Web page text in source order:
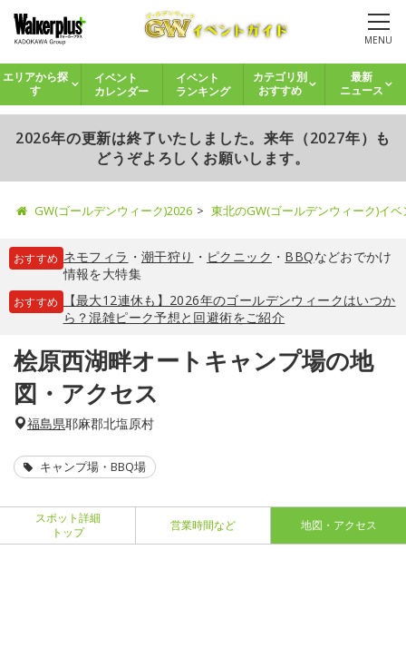
MENU
エリアから探
す
イベント
カレンダー
イベント
ランキング
カテゴリ別
おすすめ
最新
ニュース
2026年の更新は終了いたしました。来年（2027年）も
どうぞよろしくお願いします。
GW(ゴールデンウィーク)2026 東北のGW(ゴールデンウィーク)イ
おすすめ ネモフィラ ・ 潮干狩り ・ ピクニック ・ BBQなどおでかけ
情報を大特集
おすすめ
【最大12連休も】2026年のゴールデンウィークはいつか
ら？混雑ピーク予想と回避術をご紹介
桧原西湖畔オートキャンプ場の地
図・アクセス
福島県耶麻郡北塩原村
キャンプ場・BBQ場
スポット詳細
トップ
営業時間など 地図・アクセス